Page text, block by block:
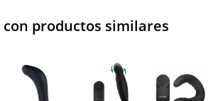
productos similares